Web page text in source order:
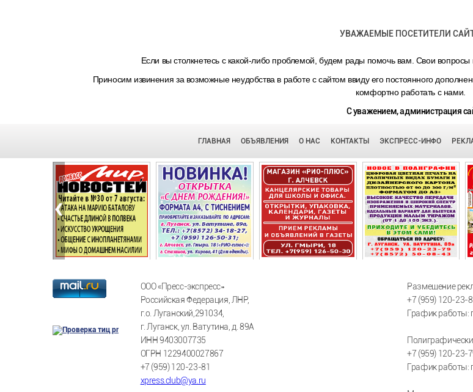
УВАЖАЕМЫЕ ПОСЕТИТЕЛИ
Если вы столкнетесь с какой-либо проблемой, будем рады помочь вам. Свои
Приносим извинения за возможные неудобства в работе с сайтом ввиду его постоянного
комфортно работать с нами.
С уважением, администрация
ГЛАВНАЯ ОБЪЯВЛЕНИЯ О НАС КОНТАКТЫ ЭКСПРЕСС-ИНФО
‹
ООО «Пресс-экспресс»
Российская Федерация, ЛНР,
г.о. Луганский,291034,
г. Луганск, ул. Ватутина, д. 89А
ИНН 9403007735
ОГРН 1229400027867
+7 (959) 120-23-81
xpress.club@ya.ru
Размещение
+7 (959) 120-23-
График работы:
+7 (959) 120-23-
График работы: